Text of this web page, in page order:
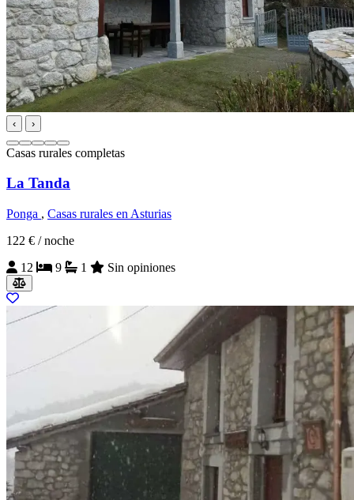
‹ ›
Casas rurales completas
La Tanda
Ponga , Casas rurales en Asturias
122 € / noche
12
9 1 Sin opiniones